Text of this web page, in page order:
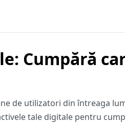
Cumpără
de utilizatori din întreaga
tale digitale pentru